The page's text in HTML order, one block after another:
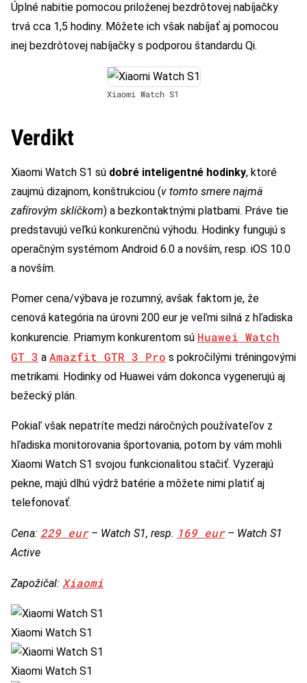
Úplné nabitie pomocou priloženej bezdrôtovej nabíjačky
trvá cca 1,5 hodiny. Môžete ich však nabíjať aj pomocou
inej bezdrôtovej nabíjačky s podporou štandardu Qi.
Xiaomi Watch S1
Verdikt
Xiaomi Watch S1 sú dobré inteligentné hodinky, ktoré
zaujmú dizajnom, konštrukciou (v tomto smere najmä
zafírovým sklíčkom) a bezkontaktnými platbami. Práve tie
predstavujú veľkú konkurenčnú výhodu. Hodinky fungujú s
operačným systémom Android 6.0 a novším, resp. iOS 10.0
a novším.
Pomer cena/výbava je rozumný, avšak faktom je, že
cenová kategória na úrovni 200 eur je veľmi silná z hľadiska
konkurencie. Priamym konkurentom sú Huawei Watch
GT 3 a Amazfit GTR 3 Pro s pokročilými tréningovými
metrikami. Hodinky od Huawei vám dokonca vygenerujú aj
bežecký plán.
Pokiaľ však nepatríte medzi náročných používateľov z
hľadiska monitorovania športovania, potom by vám mohli
Xiaomi Watch S1 svojou funkcionalitou stačiť. Vyzerajú
pekne, majú dlhú výdrž batérie a môžete nimi platiť aj
telefonovať.
Cena: 229 eur– Watch S1, resp. 169 eur– Watch S1
Active
Zapožičal: Xiaomi
Xiaomi Watch S1
Xiaomi Watch S1